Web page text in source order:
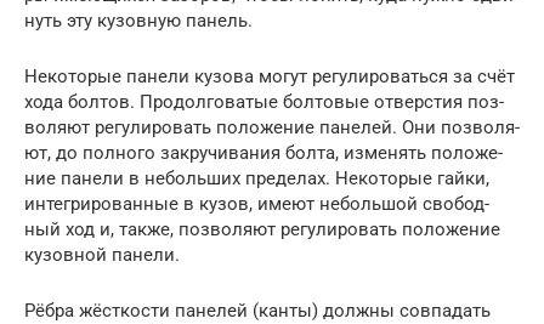
нуть эту кузов­ную панель.
Неко­то­рые пане­ли кузо­ва могут регу­ли­ро­вать­ся за счёт
хода бол­тов. Про­дол­го­ва­тые бол­то­вые отвер­стия поз­
во­ля­ют регу­ли­ро­вать поло­же­ние пане­лей. Они поз­во­ля­
ют, до пол­но­го закру­чи­ва­ния бол­та, изме­нять поло­же­
ние пане­ли в неболь­ших пре­де­лах. Неко­то­рые гай­ки,
инте­гри­ро­ван­ные в кузов, име­ют неболь­шой сво­бод­
ный ход и, так­же, поз­во­ля­ют регу­ли­ро­вать поло­же­ние
кузов­ной пане­ли.
Рёб­ра жёст­ко­сти пане­лей (кан­ты) долж­ны сов­па­дать